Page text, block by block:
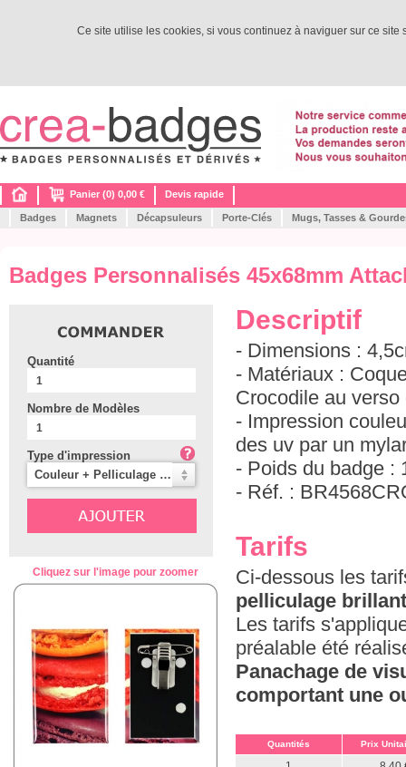
Ce site utilise les cookies, si vous continuez à naviguer sur ce
Panier (0) 0,00 € Devis rapide
Badges Magnets Décapsuleurs Porte-Clés Mugs, Tasses &
Badges Personnalisés 45x68mm
Quantité
Nombre de Modèles
Type d'impression
Couleur + Pelliculage Brillant (Classique)
Cliquez sur l'image pour zoomer
Descriptif
- Dimensions :
- Matériaux :
Crocodile au
- Impression
des uv par un
- Poids du badge :
- Réf. :
Tarifs
Ci-dessous les
pelliculage brillant
Les tarifs
préalable été
Panachage de
comportant une
Quantités Prix